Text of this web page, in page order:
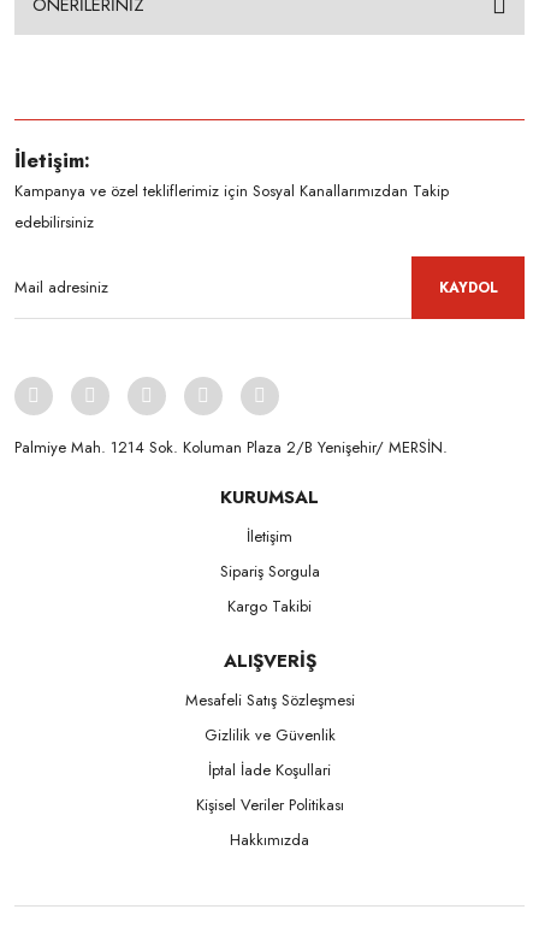
İletişim:
Kampanya ve özel tekliflerimiz için Sosyal Kanallarımızdan Takip
edebilirsiniz
KAYDOL
Palmiye Mah. 1214 Sok. Koluman Plaza 2/B Yenişehir/ MERSİN.ㅤㅤㅤㅤㅤㅤㅤㅤㅤㅤㅤㅤㅤㅤㅤㅤㅤㅤㅤㅤㅤㅤㅤㅤㅤㅤㅤㅤㅤㅤㅤㅤㅤㅤㅤ ㅤㅤㅤㅤㅤㅤㅤㅤㅤㅤ
KURUMSAL
İletişim
Sipariş Sorgula
Kargo Takibi
ALIŞVERİŞ
Mesafeli Satış Sözleşmesi
Gizlilik ve Güvenlik
İptal İade Koşullari
Kişisel Veriler Politikası
Hakkımızda